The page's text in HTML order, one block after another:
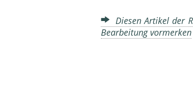
Diesen Artikel der
Bearbeitung vormerken